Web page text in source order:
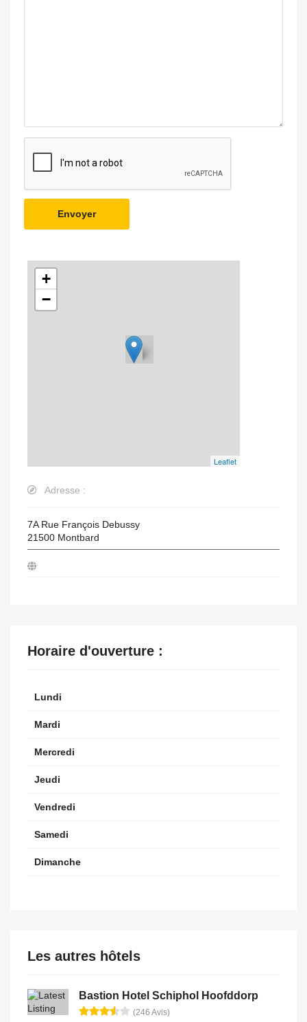
Envoyer
+
−
Leaflet
Adresse :
7A Rue François Debussy
21500 Montbard
Horaire d'ouverture :
Lundi
Mardi
Mercredi
Jeudi
Vendredi
Samedi
Dimanche
Les autres hôtels
Bastion Hotel Schiphol Hoofddorp
(246 Avis)